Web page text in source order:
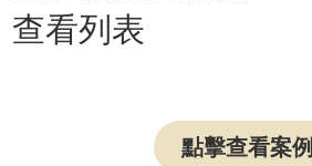
查看列表
點擊查看案例